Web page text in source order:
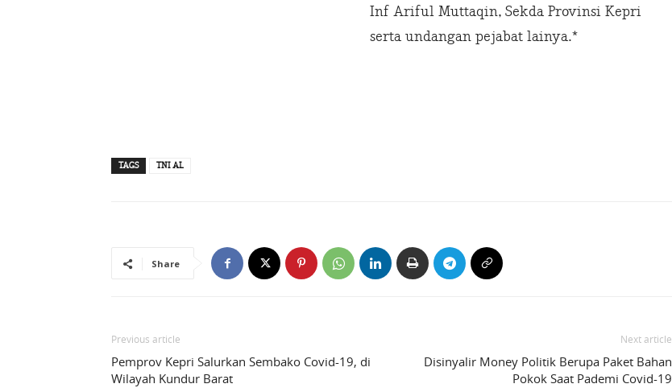
Inf Ariful Muttaqin, Sekda Provinsi Kepri
serta undangan pejabat lainya.*
TAGS TNI AL
Share
Previous article
Pemprov Kepri Salurkan Sembako Covid-19, di
Wilayah Kundur Barat
Next article
Disinyalir Money Politik Berupa Paket Bahan
Pokok Saat Pademi Covid-19